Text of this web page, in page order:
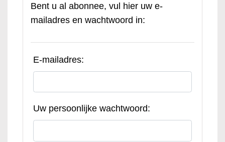
Bent u al abonnee, vul hier uw e-
mailadres en wachtwoord in:
E-mailadres:
Uw persoonlijke wachtwoord: